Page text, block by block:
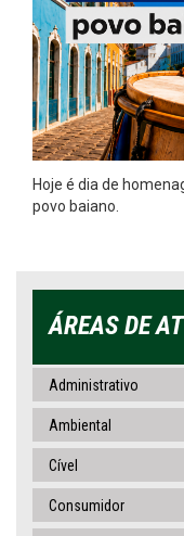
Hoje é dia de
povo baiano.
ÁREAS DE
Administrativo
Ambiental
Cível
Consumidor